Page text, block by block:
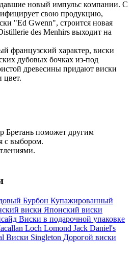
новый импульс компании. С
свою продукцию,
"Ed Gwenn", строится новая
des Menhirs выходит на
французский характер, виски
дубовых бочках из-под
древесины придают виски
цвет.
Бретань поможет другим
с выбором.
Бурбон Купажированный
виски Японский виски
Виски в подарочной упаковке
Loch Lomond Jack Daniel's
Виски Singleton Дорогой виски